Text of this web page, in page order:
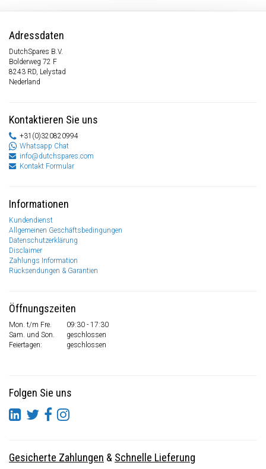
Adressdaten
DutchSpares B.V.
Bolderweg 72 F
8243 RD, Lelystad
Nederland
Kontaktieren Sie uns
+31(0)320820994
Whatsapp Chat
info@dutchspares.com
Kontakt Formular
Informationen
Kundendienst
Allgemeinen Geschäftsbedingungen
Datenschutzerklärung
Disclaimer
Zahlungs Information
Rücksendungen & Garantien
Öffnungszeiten
Mon. t/m Fre.
09:30 - 17:30
Sam. und Son.
geschlossen
Feiertagen:
geschlossen
Folgen Sie uns
Gesicherte Zahlungen & Schnelle Lieferung